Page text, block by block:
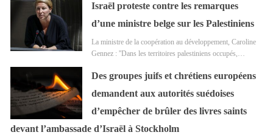
Israël proteste contre les remarques
d’une ministre belge sur les Palestiniens
La ministre de la coopération au développement, Caroline
Gennez : ''Dans les territoires palestiniens occupés,…
Des groupes juifs et chrétiens européens
demandent aux autorités suédoises
d’empêcher de brûler des livres saints
devant l’ambassade d’Israël à Stockholm